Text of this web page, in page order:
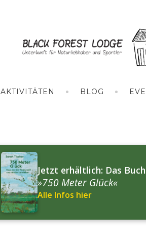
AKTIVITÄTEN BLOG
Jetzt erhältlich: Das
»750 Meter Glück«
Alle Infos hier